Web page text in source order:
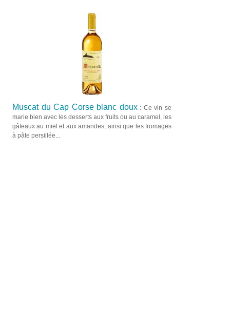
Muscat du Cap Corse blanc doux: Ce vin se
marie bien avec les desserts aux fruits ou au caramel, les
gâteaux au miel et aux amandes, ainsi que les fromages
à pâte persillée...